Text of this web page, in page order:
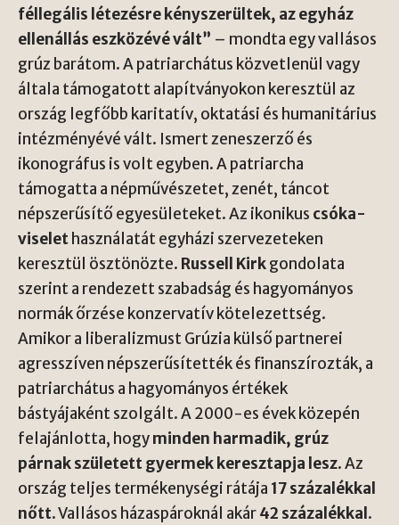
féllegális létezésre kényszerültek, az egyház
ellenállás eszközévé vált” – mondta egy vallásos
grúz barátom. A patriarchátus közvetlenül vagy
általa támogatott alapítványokon keresztül az
ország legfőbb karitatív, oktatási és humanitárius
intézményévé vált. Ismert zeneszerző és
ikonográfus is volt egyben. A patriarcha
támogatta a népművészetet, zenét, táncot
népszerűsítő egyesületeket. Az ikonikus csóka-
viselethasználatát egyházi szervezeteken
keresztül ösztönözte. Russell Kirkgondolata
szerint a rendezett szabadság és hagyományos
normák őrzése konzervatív kötelezettség.
Amikor a liberalizmust Grúzia külső partnerei
agresszíven népszerűsítették és finanszírozták, a
patriarchátus a hagyományos értékek
bástyájaként szolgált. A 2000-es évek közepén
felajánlotta, hogyminden harmadik, grúz
párnak született gyermek keresztapja lesz. Az
ország teljes termékenységi rátája 17 százalékkal
nőtt. Vallásos házaspároknál akár42 százalékkal.